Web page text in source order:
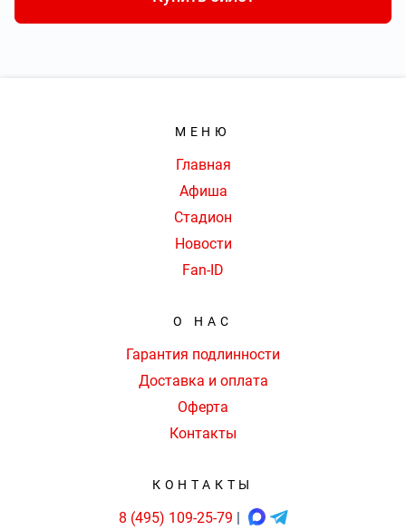
МЕНЮ
Главная
Афиша
Стадион
Новости
Fan-ID
О НАС
Гарантия подлинности
Доставка и оплата
Оферта
Контакты
КОНТАКТЫ
8 (495) 109-25-79 |